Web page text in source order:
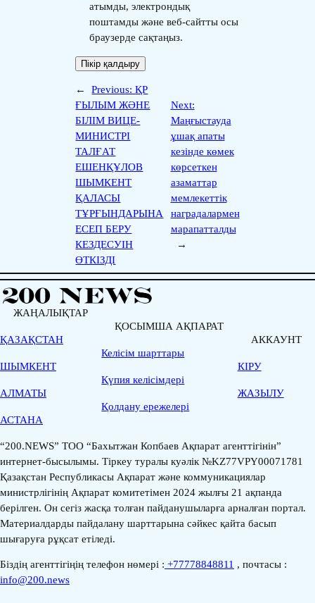
атымды, электрондық
поштамды және веб-сайтты осы
браузерде сақтаңыз.
← Previous:ҚР
ҒЫЛЫМ ЖӘНЕ
БІЛІМ ВИЦЕ-
МИНИСТРІ
ТАЛҒАТ
ЕШЕНҚҰЛОВ
ШЫМКЕНТ
ҚАЛАСЫ
ТҰРҒЫНДАРЫНА
ЕСЕП БЕРУ
КЕЗДЕСУІН
ӨТКІЗДІ
Next:
Маңғыстауда
ұшақ апаты
кезінде көмек
көрсеткен
азаматтар
мемлекеттік
наградалармен
марапатталды
→
ЖАҢАЛЫҚТАР
ҚАЗАҚСТАН
ШЫМКЕНТ
АЛМАТЫ
АСТАНА
ҚОСЫМША АҚПАРАТ
Келісім шарттары
Қүпия келісімдері
Қолдану ережелері
АККАУНТ
КІРУ
ЖАЗЫЛУ
“200.NEWS” ТОО “Бахытжан Копбаев Ақпарат агенттігінін”
интернет-бысылымы. Тіркеу туралы куәлік №KZ77VPY00071781
Қазақстан Республикасы Ақпарат және коммуникациялар
министрлігінің Ақпарат комитетімен 2024 жылғы 21 ақпанда
берілген. Он сегіз жасқа толған пайданушыларға арналған портал.
Материалдарды пайдалану шарттарына сәйкес қайта басып
шығаруға рұқсат етіледі.
Біздің агенттігіңің телефон нөмері : +77778848811 , почтасы :
info@200.news